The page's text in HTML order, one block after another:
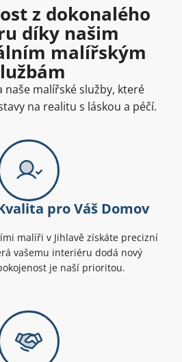
z dokonalého
díky našim
malířským
naše malířské služby, které
na realitu s láskou a péčí.
pro Váš Domov
malíři v Jihlavě získáte precizní
vašemu interiéru dodá nový
je naší prioritou.